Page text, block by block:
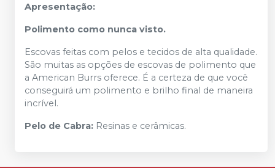
Apresentação:
Polimento como nunca visto.
Escovas feitas com pelos e tecidos de alta qualidade.
São muitas as opções de escovas de polimento que
a American Burrs oferece. É a certeza de que você
conseguirá um polimento e brilho final de maneira
incrível.
Pelo de Cabra: Resinas e cerâmicas.